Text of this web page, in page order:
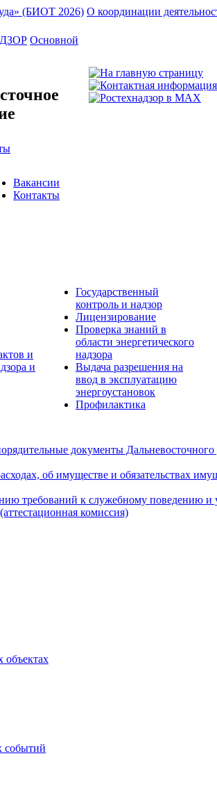
(БИОТ 2026) О координации
Основной
Вакансии
Контакты
и
и
Государственный
контроль и надзор
Лицензирование
Проверка знаний в
области энергетического
надзора
Выдача разрешения на
ввод в эксплуатацию
энергоустановок
Профилактика
документы Дальневосточного
об имуществе и обязательствах
требований к служебному поведению и
комиссия)
объектах
событий